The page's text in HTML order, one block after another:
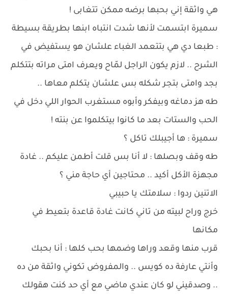
هي واثقة إني بحبها برضه ممكن تتغابى !
سميرة ابتسمت لأنها شدت انتباه ابنها بطريقة بسيطة
: طبعا دي هي بتتعمد الغباء علشان هو يستفيض في
الشرح .. لازم يكون الراجل لمّاح ويعرف امتى مراته بتتكلم
بجد وامتى بتجر شكله بس علشان يتكلم معاها ..
طه هز دماغه وبيفكر وأبوه مستغرب الحوار اللي دخل في
الحب والستات بعد ما كانوا بيتكلموا عن بنته !
سميرة : ها أجيبلك تاكل ؟
طه وقف وبصلها : لا أنا بس قلت أطمن عليكم .. غادة
مجهزة الأكل أكيد .. محتاجين أي حاجة مني ؟
الاتنين ردوا : سلامتك يا حبيبي
خرج وراح لبيته من تاني كانت غادة قاعدة بتعيط في
مكانها
قرب منها وقعد وراها وضمها بحب كلها : أنا بحبك
وأنتي عارفة ده كويس .. والمفروض تكوني واثقة من ده
.. وصدقيني لو كان عندي ماضي مع أي حد كنت هقولك